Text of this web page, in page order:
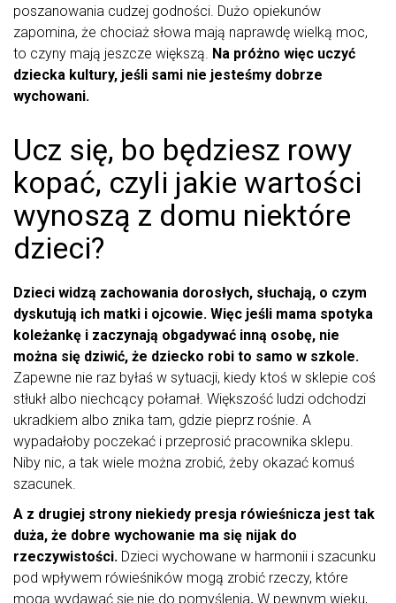
poszanowania cudzej godności. Dużo opiekunów
zapomina, że chociaż słowa mają naprawdę wielką moc,
to czyny mają jeszcze większą. Na próżno więc uczyć
dziecka kultury, jeśli sami nie jesteśmy dobrze
wychowani.
Ucz się, bo będziesz rowy
kopać, czyli jakie wartości
wynoszą z domu niektóre
dzieci?
Dzieci widzą zachowania dorosłych, słuchają, o czym
dyskutują ich matki i ojcowie. Więc jeśli mama spotyka
koleżankę i zaczynają obgadywać inną osobę, nie
można się dziwić, że dziecko robi to samo w szkole.
Zapewne nie raz byłaś w sytuacji, kiedy ktoś w sklepie coś
stłukł albo niechcący połamał. Większość ludzi odchodzi
ukradkiem albo znika tam, gdzie pieprz rośnie. A
wypadałoby poczekać i przeprosić pracownika sklepu.
Niby nic, a tak wiele można zrobić, żeby okazać komuś
szacunek.
A z drugiej strony niekiedy presja rówieśnicza jest tak
duża, że dobre wychowanie ma się nijak do
rzeczywistości. Dzieci wychowane w harmonii i szacunku
pod wpływem rówieśników mogą zrobić rzeczy, które
mogą wydawać się nie do pomyślenia. W pewnym wieku,